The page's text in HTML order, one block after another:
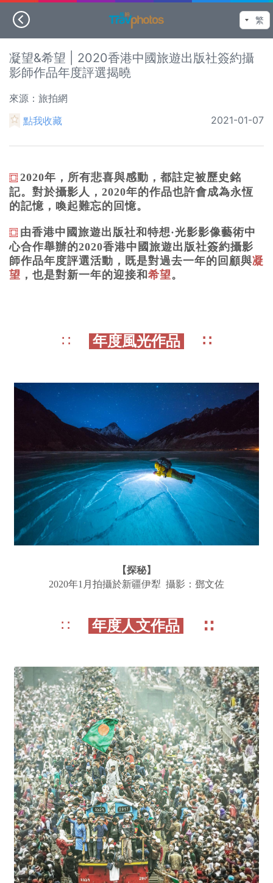
凝望&希望 | 2020香港中國旅遊出版社簽約攝
影師作品年度評選揭曉
來源：旅拍網
點我收藏
2021-01-07
⿴ 2020年 ，所有悲喜與感動，都註定被歷史銘
記。對於攝影人，2020年的作品也許會成為永恆
的記憶，喚起難忘的回憶。
⿴ 由香港中國旅遊出版社和特想·光影影像藝術中
心合作舉辦的2020香港中國旅遊出版社簽約攝影
師作品年度評選活動，既是對過去一年的回顧與凝
望 ，也是對新一年的迎接和 希望。
∷ 年度風光作品 ∷
【探秘】
2020年1月拍攝於新疆伊犁 攝影：鄧文佐
∷ 年度人文作品 ∷